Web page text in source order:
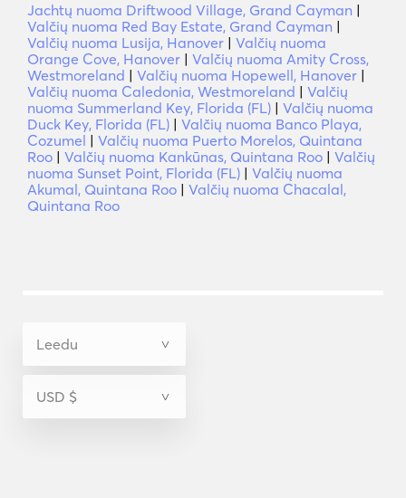
Jachtų nuoma Driftwood Village, Grand Cayman |
Valčių nuoma Red Bay Estate, Grand Cayman |
Valčių nuoma Lusija, Hanover | Valčių nuoma
Orange Cove, Hanover | Valčių nuoma Amity Cross,
Westmoreland | Valčių nuoma Hopewell, Hanover |
Valčių nuoma Caledonia, Westmoreland | Valčių
nuoma Summerland Key, Florida (FL) | Valčių nuoma
Duck Key, Florida (FL) | Valčių nuoma Banco Playa,
Cozumel | Valčių nuoma Puerto Morelos, Quintana
Roo | Valčių nuoma Kankūnas, Quintana Roo | Valčių
nuoma Sunset Point, Florida (FL) | Valčių nuoma
Akumal, Quintana Roo | Valčių nuoma Chacalal,
Quintana Roo